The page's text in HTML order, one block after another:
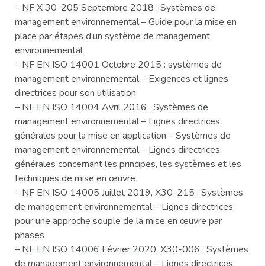
– NF X 30-205 Septembre 2018 : Systèmes de
management environnemental – Guide pour la mise en
place par étapes d’un système de management
environnemental
– NF EN ISO 14001 Octobre 2015 : systèmes de
management environnemental – Exigences et lignes
directrices pour son utilisation
– NF EN ISO 14004 Avril 2016 : Systèmes de
management environnemental – Lignes directrices
générales pour la mise en application – Systèmes de
management environnemental – Lignes directrices
générales concernant les principes, les systèmes et les
techniques de mise en œuvre
– NF EN ISO 14005 Juillet 2019, X30-215 : Systèmes
de management environnemental – Lignes directrices
pour une approche souple de la mise en œuvre par
phases
– NF EN ISO 14006 Février 2020, X30-006 : Systèmes